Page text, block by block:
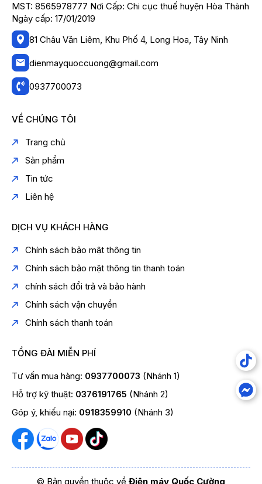
MST: 8565978777 Nơi Cấp: Chi cục thuế huyện Hòa Thành
Ngày cấp: 17/01/2019
81 Châu Văn Liêm, Khu Phố 4, Long Hoa, Tây Ninh
dienmayquoccuong@gmail.com
0937700073
VỀ CHÚNG TÔI
Trang chủ
Sản phẩm
Tin tức
Liên hệ
DỊCH VỤ KHÁCH HÀNG
Chính sách bảo mật thông tin
Chính sách bảo mật thông tin thanh toán
chính sách đổi trả và bảo hành
Chính sách vận chuyển
Chính sách thanh toán
TỔNG ĐÀI MIỄN PHÍ
Tư vấn mua hàng: 0937700073 (Nhánh 1)
Hỗ trợ kỹ thuật: 0376191765 (Nhánh 2)
Góp ý, khiếu nại: 0918359910 (Nhánh 3)
© Bản quyền thuộc về Điện máy Quốc Cường